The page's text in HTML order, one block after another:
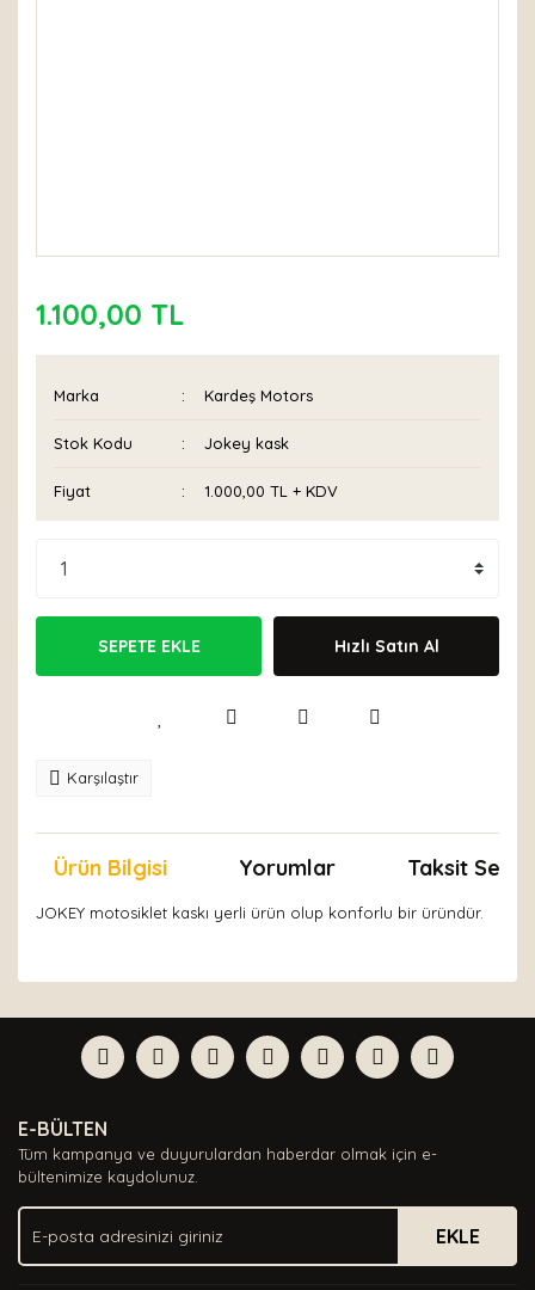
1.100,00 TL
Marka Kardeş Motors
Stok Kodu Jokey kask
Fiyat 1.000,00 TL + KDV
SEPETE EKLE Hızlı Satın Al
Karşılaştır
Ürün Bilgisi Yorumlar Taksit
JOKEY motosiklet kaskı yerli ürün olup konforlu bir üründür.
Yorum Yaz
formunu kullanarak tarafımıza iletebilirsiniz.
Görüş ve önerileriniz için teşekkür ederiz.
Ürün açıklamasında eksik bilgiler bulunuyor.
Ürün bilgilerinde hatalar bulunuyor.
Ürün fiyatı diğer sitelerden daha pahalı.
Bu ürüne benzer farklı alternatifler olmalı.
E-BÜLTEN
Tüm kampanya ve duyurulardan haberdar olmak için e-
bültenimize kaydolunuz.
EKLE